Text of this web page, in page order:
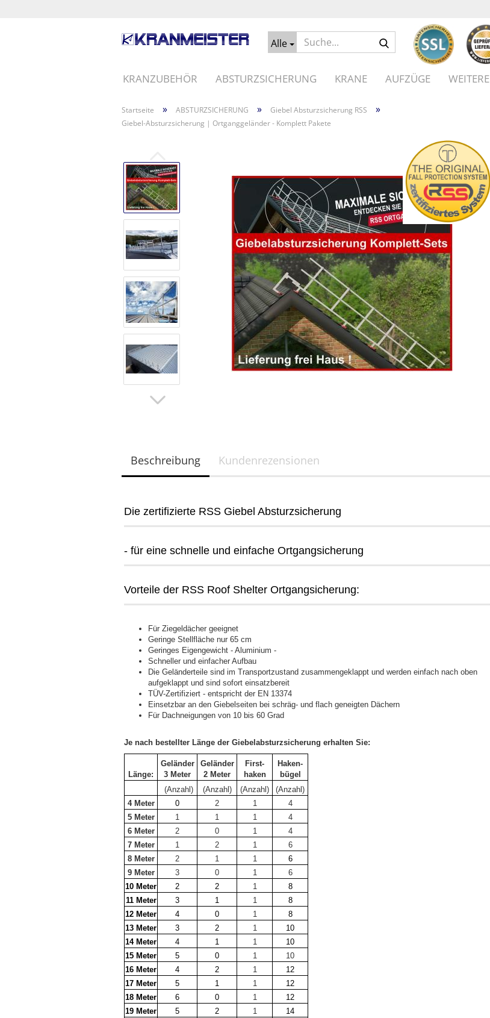
Alle Suche...
KRANZUBEHÖR ABSTURZSICHERUNG KRANE AUFZÜGE WEITERE
Startseite » ABSTURZSICHERUNG » Giebel Absturzsicherung RSS »
Giebel-Absturzsicherung | Ortganggeländer - Komplett Pakete
Beschreibung Kundenrezensionen
Die zertifizierte RSS Giebel Absturzsicherung
- für eine schnelle und einfache Ortgangsicherung
Vorteile der RSS Roof Shelter Ortgangsicherung:
Für Ziegeldächer geeignet
Geringe Stellfläche nur 65 cm
Geringes Eigengewicht - Aluminium -
Schneller und einfacher Aufbau
Die Geländerteile sind im Transportzustand zusammengeklappt und werden einfach nach oben
aufgeklappt und sind sofort einsatzbereit
TÜV-Zertifiziert - entspricht der EN 13374
Einsetzbar an den Giebelseiten bei schräg- und flach geneigten Dächern
Für Dachneigungen von 10 bis 60 Grad
Je nach bestellter Länge der Giebelabsturzsicherung erhalten Sie:
Länge:
Geländer
3 Meter
Geländer
2 Meter
First-
haken
Haken-
bügel
(Anzahl)
(Anzahl) (Anzahl)
(Anzahl)
4 Meter
0 2 1
4
5 Meter
1 1 1
4
6 Meter
2 0 1
4
7 Meter
1 2 1
6
8 Meter
2 1 1
6
9 Meter
3 0 1
6
10 Meter
2 2 1
8
11 Meter
3 1 1
8
12 Meter
4 0 1
8
13 Meter
3 2 1
10
14 Meter
4 1 1
10
15 Meter
5 0 1
10
16 Meter
4 2 1
12
17 Meter
5 1 1
12
18 Meter
6 0 1
12
19 Meter
5 2 1
14